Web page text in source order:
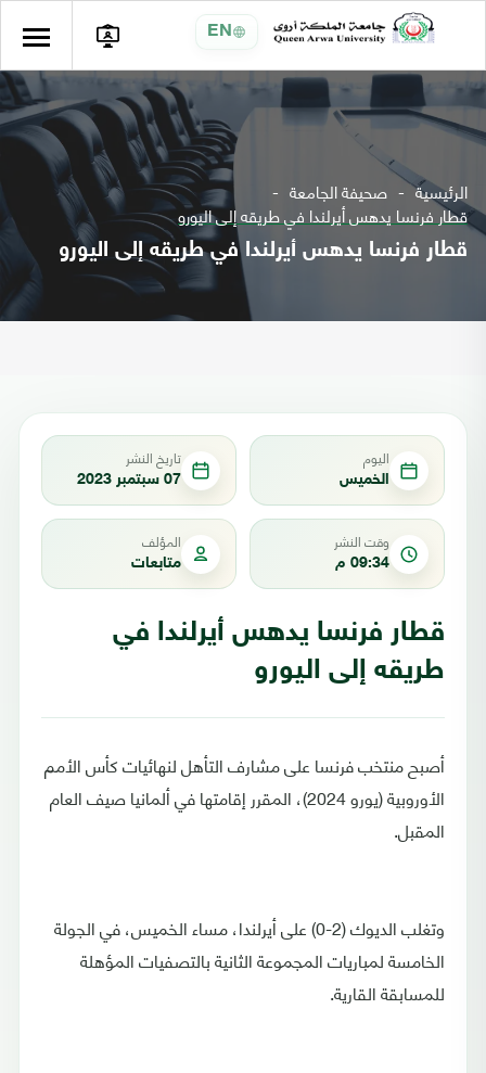
EN
الرئيسية صحيفة الجامعة
قطار فرنسا يدهس أيرلندا في طريقه إلى اليورو
قطار فرنسا يدهس أيرلندا في طريقه إلى اليورو
اليوم
الخميس
تاريخ النشر
07 سبتمبر 2023
وقت النشر
09:34 م
المؤلف
متابعات
قطار فرنسا يدهس أيرلندا في
طريقه إلى اليورو
أصبح منتخب فرنسا على مشارف التأهل لنهائيات كأس الأمم
الأوروبية (يورو 2024)، المقرر إقامتها في ألمانيا صيف العام
المقبل.
وتغلب الديوك (2-0) على أيرلندا، مساء الخميس، في الجولة
الخامسة لمباريات المجموعة الثانية بالتصفيات المؤهلة
للمسابقة القارية.